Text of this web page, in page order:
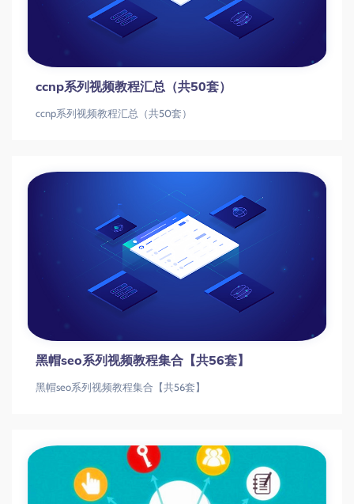
ccnp系列视频教程汇总（共50套）
ccnp系列视频教程汇总（共50套）
黑帽seo系列视频教程集合【共56套】
黑帽seo系列视频教程集合【共56套】